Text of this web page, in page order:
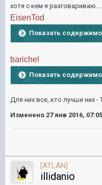
хотя с кем я
EisenTod
Показать
barichel
Показать
Для них все, кто лучше них -
Изменено 27 янв 2016,
[ATLAN]
illidanio